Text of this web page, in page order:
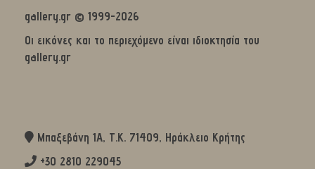
gallery.gr © 1999-2026
Οι εικόνες και το περιεχόμενο είναι ιδιοκτησία του
gallery.gr
Μπαξεβάνη 1Α, Τ.Κ. 71409, Ηράκλειο Κρήτης
+30 2810 229045